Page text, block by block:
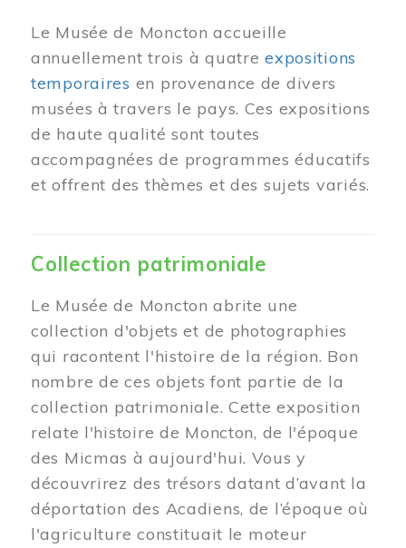
Le Musée de Moncton accueille
annuellement trois à quatreexpositions
temporaires en provenance de divers
musées à travers le pays. Ces expositions
de haute qualité sont toutes
accompagnées de programmes éducatifs
et offrent des thèmes et des sujets variés.
Collection patrimoniale
Le Musée de Moncton abrite une
collection d'objets et de photographies
qui racontent l'histoire de la région. Bon
nombre de ces objets font partie de la
collection patrimoniale. Cette exposition
relate l'histoire de Moncton, de l'époque
des Micmas à aujourd'hui. Vous y
découvrirez des trésors datant d’avant la
déportation des Acadiens, de l’époque où
l'agriculture constituait le moteur